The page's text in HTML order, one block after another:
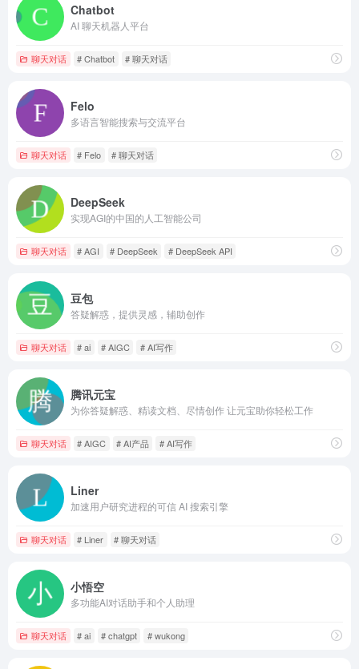
Chatbot
AI 聊天机器人平台
聊天对话 # Chatbot # 聊天对话
Felo
多语言智能搜索与交流平台
聊天对话 # Felo # 聊天对话
DeepSeek
实现AGI的中国的人工智能公司
聊天对话 # AGI # DeepSeek # DeepSeek API
豆包
答疑解惑，提供灵感，辅助创作
聊天对话 # ai # AIGC # AI写作
腾讯元宝
为你答疑解惑、精读文档、尽情创作 让元宝助你轻松工作
聊天对话 # AIGC # AI产品 # AI写作
Liner
加速用户研究进程的可信 AI 搜索引擎
聊天对话 # Liner # 聊天对话
小悟空
多功能AI对话助手和个人助理
聊天对话 # ai # chatgpt # wukong